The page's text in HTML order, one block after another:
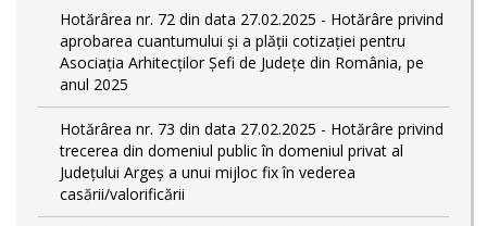
Hotărârea nr. 72 din data 27.02.2025 - Hotărâre privind
aprobarea cuantumului și a plății cotizației pentru
Asociația Arhitecților Șefi de Județe din România, pe
anul 2025
Hotărârea nr. 73 din data 27.02.2025 - Hotărâre privind
trecerea din domeniul public în domeniul privat al
Județului Argeș a unui mijloc fix în vederea
casării/valorificării